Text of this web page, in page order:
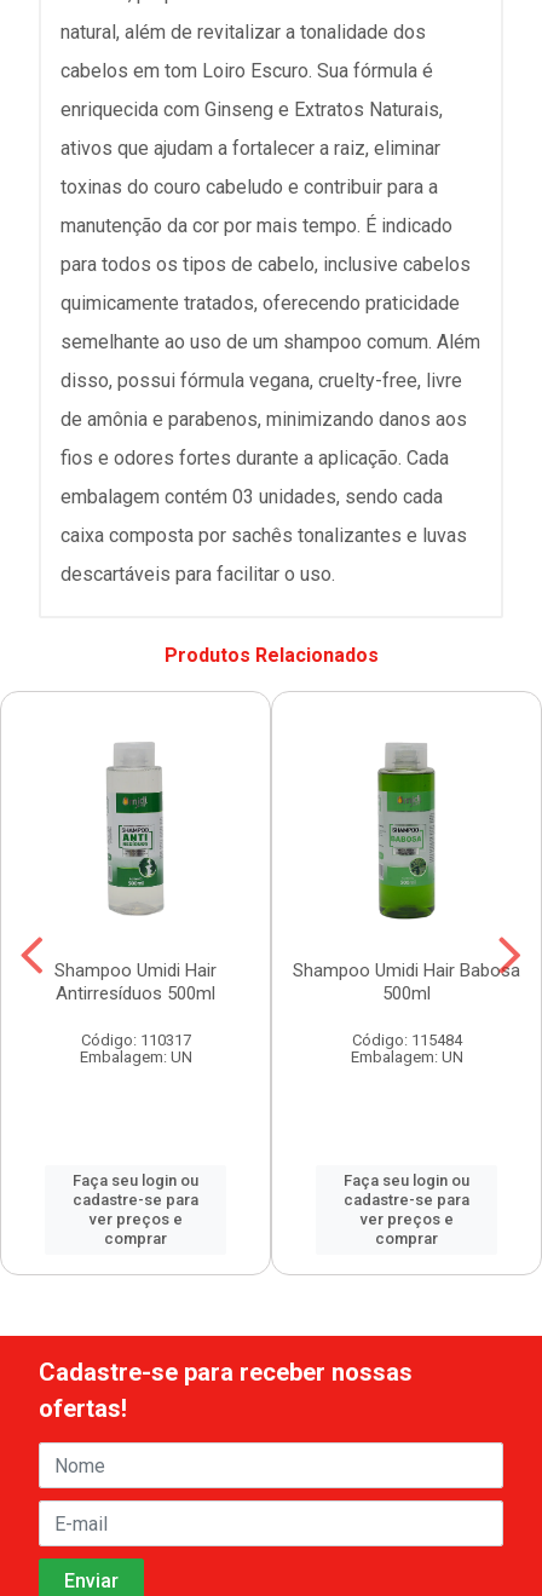
natural, além de revitalizar a tonalidade dos
cabelos em tom Loiro Escuro. Sua fórmula é
enriquecida com Ginseng e Extratos Naturais,
ativos que ajudam a fortalecer a raiz, eliminar
toxinas do couro cabeludo e contribuir para a
manutenção da cor por mais tempo. É indicado
para todos os tipos de cabelo, inclusive cabelos
quimicamente tratados, oferecendo praticidade
semelhante ao uso de um shampoo comum. Além
disso, possui fórmula vegana, cruelty-free, livre
de amônia e parabenos, minimizando danos aos
fios e odores fortes durante a aplicação. Cada
embalagem contém 03 unidades, sendo cada
caixa composta por sachês tonalizantes e luvas
descartáveis para facilitar o uso.
Produtos Relacionados
Shampoo Umidi Hair
Antirresíduos 500ml
Código: 110317
Embalagem: UN
Faça seu login ou
cadastre-se para
ver preços e
comprar
Shampoo Umidi Hair Babosa
500ml
Código: 115484
Embalagem: UN
Faça seu login ou
cadastre-se para
ver preços e
comprar
Cadastre-se para receber nossas
ofertas!